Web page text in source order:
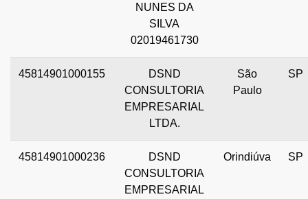
NUNES DA
SILVA
02019461730
45814901000155
DSND
CONSULTORIA
EMPRESARIAL
LTDA.
São
Paulo
SP
45814901000236
DSND
CONSULTORIA
EMPRESARIAL
Orindiúva SP